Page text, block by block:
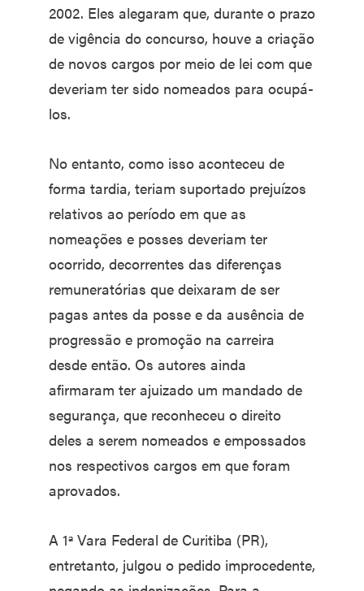
2002. Eles alegaram que, durante o prazo
de vigência do concurso, houve a criação
de novos cargos por meio de lei com que
deveriam ter sido nomeados para ocupá-
los.
No entanto, como isso aconteceu de
forma tardia, teriam suportado prejuízos
relativos ao período em que as
nomeações e posses deveriam ter
ocorrido, decorrentes das diferenças
remuneratórias que deixaram de ser
pagas antes da posse e da ausência de
progressão e promoção na carreira
desde então. Os autores ainda
afirmaram ter ajuizado um mandado de
segurança, que reconheceu o direito
deles a serem nomeados e empossados
nos respectivos cargos em que foram
aprovados.
A 1ª Vara Federal de Curitiba (PR),
entretanto, julgou o pedido improcedente,